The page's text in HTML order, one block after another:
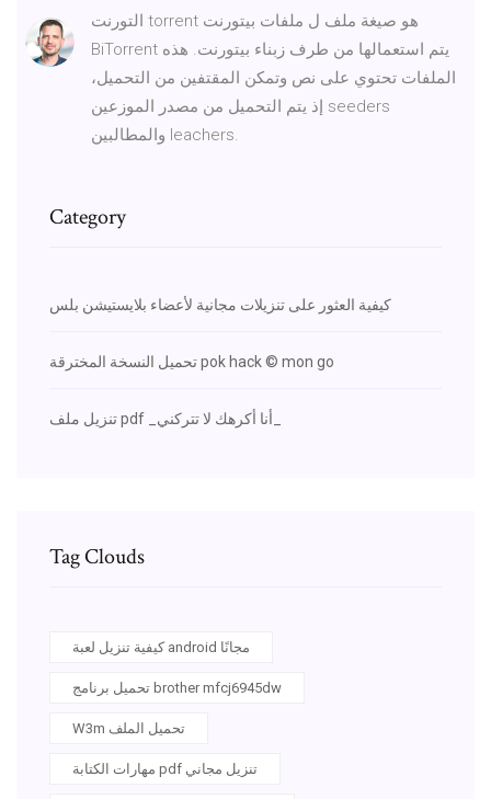
التورنت torrent هو صيغة ملف ل ملفات بيتورنت
BiTorrent يتم استعمالها من طرف زبناء بيتورنت. هذه
الملفات تحتوي على نص وتمكن المقتفين من التحميل،
إذ يتم التحميل من مصدر الموزعين seeders
والمطالبين leachers.
Category
كيفية العثور على تنزيلات مجانية لأعضاء بلايستيشن بلس
تحميل النسخة المخترقة pok hack © mon go
Tag Clouds
كيفية تنزيل لعبة android مجانًا
تحميل برنامج brother mfcj6945dw
W3m تحميل الملف
مهارات الكتابة pdf تنزيل مجاني